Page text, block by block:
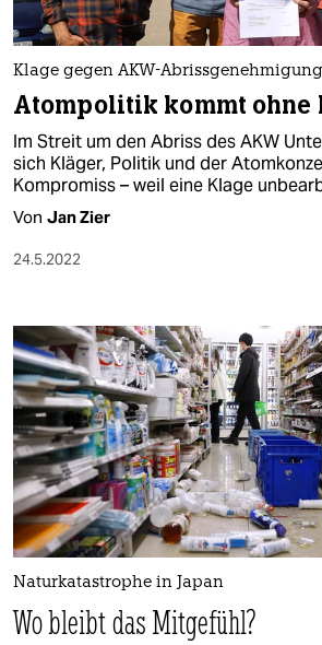
Klage gegen AKW-Abrissgenehmigung
Atompolitik kommt ohne
Im Streit um den Abriss des AKW
sich Kläger, Politik und der
Kompromiss – weil eine Klage
Von Jan Zier
24.5.2022
Naturkatastrophe in Japan
Wo bleibt das Mitgefühl?